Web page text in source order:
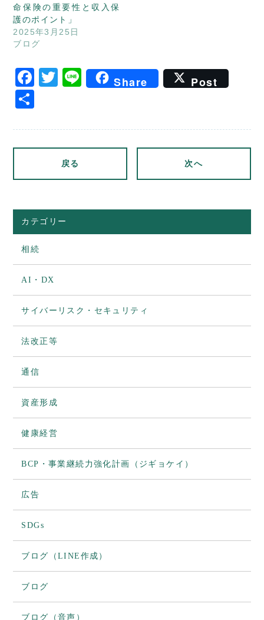
命保険の重要性と収入保
護のポイント」
2025年3月25日
ブログ
Facebook
Twitter
LineShare Post
戻る 次へ
カテゴリー
相続
AI・DX
サイバーリスク・セキュリティ
法改正等
通信
資産形成
健康経営
BCP・事業継続力強化計画（ジギョケイ）
広告
SDGs
ブログ（LINE作成）
ブログ
ブログ（音声）